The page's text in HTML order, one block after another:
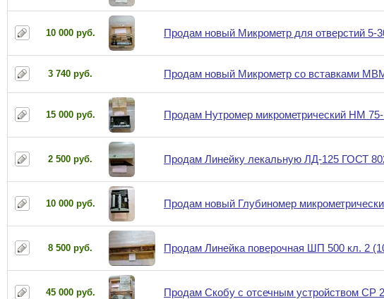
10 000 руб. Продам новый Микрометр для отверстий 5-
3 740 руб. Продам новый Микрометр со вставками
15 000 руб. Продам Нутромер микрометрический НМ
2 500 руб. Продам Линейку лекальную ЛД-125 ГОСТ
10 000 руб. Продам новый Глубиномер
8 500 руб. Продам Линейка поверочная ШП 500 кл. 2
45 000 руб. Продам Скобу с отсечным устройством СР